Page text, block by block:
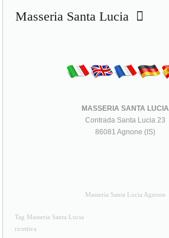
Masseria Santa Lucia
MASSERIA SANTA LUCIA
Contrada Santa Lucia 23
86081 Agnone (IS)
Masseria Santa Lucia Agnone
Tag Masseria Santa Lucia
ricettiva